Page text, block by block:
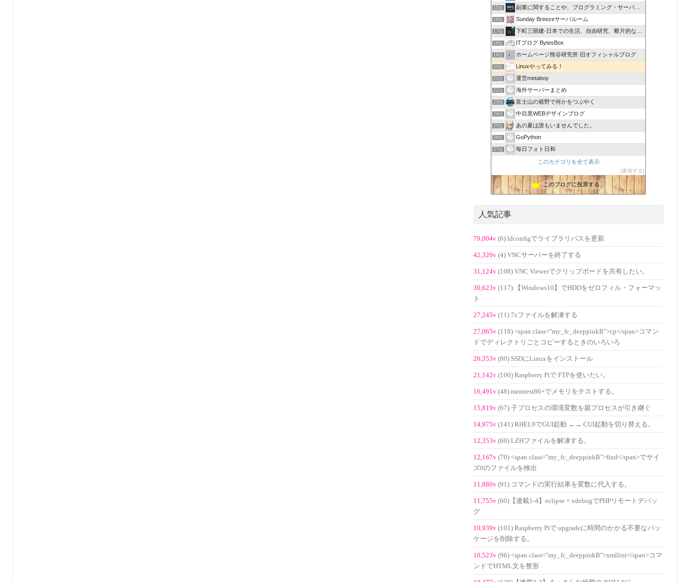
15位 副業に関することや、プログラミング・サーバー関係
16位 Sunday Breezeサーバルーム
17位 下町三階建-日本での生活、自由研究、断片的な思考の記録
18位 ITブログ BytesBox
19位 ホームページ熊谷研究所 旧オフィシャルブログ
20位 Linuxやってみる！
21位 運営metaboy
22位 海外サーバーまとめ
23位 富士山の裾野で何かをつぶやく
24位 中目黒WEBデザインブログ
25位 あの夏は誰もいませんでした。
26位 GoPython
27位 毎日フォト日和
このカテゴリを全て表示
参加する
このブログに投票する
人気記事
79,004v (6) ldconfigでライブラリパスを更新
42,320v (4) VNCサーバーを終了する
31,124v (108) VNC Viewerでクリップボードを共有したい。
30,623v (117) 【Windows10】でHDDをゼロフィル・フォーマッ
ト
27,245v (11) 7zファイルを解凍する
27,065v (118) <span class="my_fc_deeppinkB">cp</span>コマン
ドでディレクトリごとコピーするときのいろいろ
26,353v (80) SSDにLinuxをインストール
21,142v (100) Raspberry Piで FTPを使いたい。
16,491v (48) memtest86+でメモリをテストする。
15,819v (67) 子プロセスの環境変数を親プロセスが引き継ぐ
14,975v (141) RHEL9でGUI起動 ←→ CUI起動を切り替える。
12,353v (69) LZHファイルを解凍する。
12,167v (70) <span class="my_fc_deeppinkB">find</span>でサイ
ズ0のファイルを検出
11,880v (91) コマンドの実行結果を変数に代入する。
11,755v (60)【連載1-4】eclipse + xdebugでPHPリモートデバッ
グ
10,939v (101) Raspberry Piで upgradeに時間のかかる不要なパッ
ケージを削除する。
10,523v (96) <span class="my_fc_deeppinkB">xmllint</span>コマ
ンドでHTML文を整形